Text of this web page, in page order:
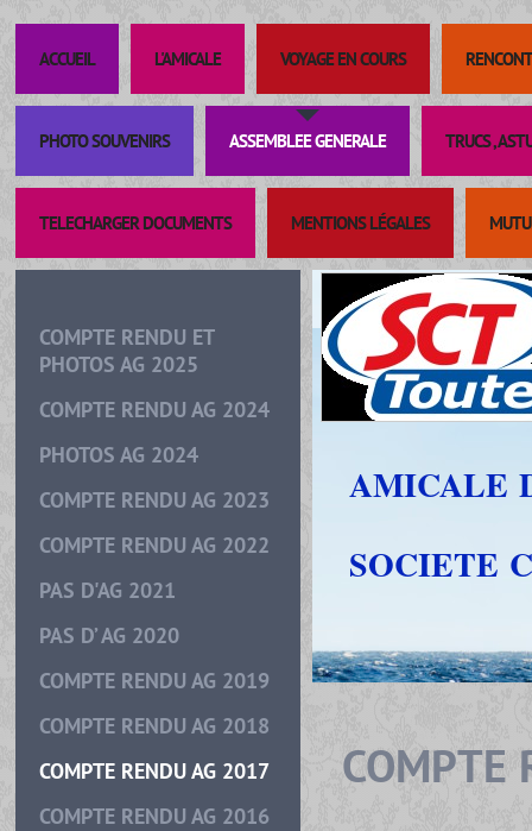
ACCUEIL L'AMICALE VOYAGE EN COURS
PHOTO SOUVENIRS ASSEMBLEE GENERALE TRUCS ,
TELECHARGER DOCUMENTS MENTIONS LÉGALES
COMPTE RENDU ET
PHOTOS AG 2025
COMPTE RENDU AG 2024
PHOTOS AG 2024
COMPTE RENDU AG 2023
COMPTE RENDU AG 2022
PAS D'AG 2021
PAS D’ AG 2020
COMPTE RENDU AG 2019
COMPTE RENDU AG 2018
COMPTE RENDU AG 2017
COMPTE RENDU AG 2016
AMICALE
SOCIETE
COMPTE